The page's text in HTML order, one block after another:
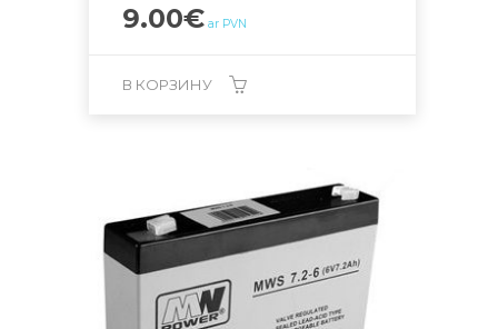
9.00€ ar PVN
В КОРЗИНУ